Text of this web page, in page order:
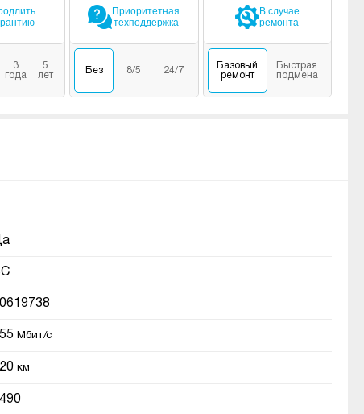
3
года
5
лет
Приоритетная
техподдержка
Без 8/5 24/7
В случае
ремонта
Базовый
ремонт
Быстрая
подмена
Мбит/с
км